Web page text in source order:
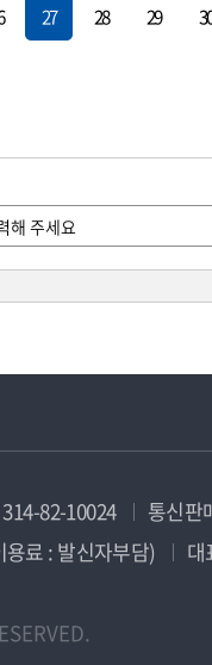
27 28 29 30
82-10024
통신판
료 : 발신자부담)
대